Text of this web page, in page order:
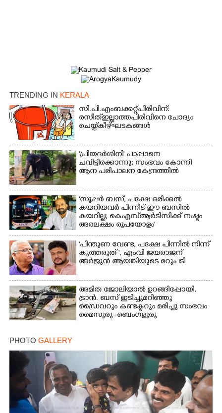
TRENDING IN KERALA
സി.പി.എം ബക്കറ്റ് പിരിവിന്:
രസീത് ഇല്ലാത്ത പിരിവിനെ ചോദ്യം
ചെയ്ത് കീഴ്ഘടകങ്ങൾ
'പ്രിയദർശിനി' പാപ്പാനെ
ചവിട്ടിക്കൊന്നു; സംഭവം കോന്നി
ആന പരിപാലന കേന്ദ്രത്തിൽ
'സൂപ്പർ ബസ്, പക്ഷേ ഒരിക്കൽ
കയറിയവർ പിന്നീട് ഈ ബസിൽ
കയറില്ല; കെഎസ്ആർടിസിക്ക് നഷ്ടം
അരലക്ഷം രൂപയോളം'
"പിന്തുണ വേണ്ട,​ പക്ഷേ പിന്നിൽ നിന്ന്
കുത്തരുത് ", എംവി ജയരാജന്
അർജുൻ ആയങ്കിയുടെ മറുപടി
അമിത ജോലിയാൽ ഉറങ്ങിപ്പോയി,
ട്രാൻ. ബസ് ഇടിച്ചുമറിഞ്ഞു
ഡ്രൈവറും കണ്ടക്ടറും മരിച്ചു സംഭവം
മൈസൂരു -ബെംഗളൂരു
PHOTO GALLERY
×
Share this link